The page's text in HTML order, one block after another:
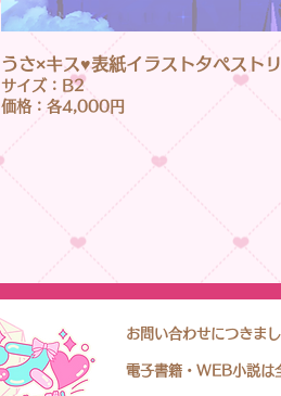
うさ×キス♥表紙イラストタペスト
サイズ：B2
価格：各4,000円
お問い合わせにつきま
電子書籍・WEB小説は